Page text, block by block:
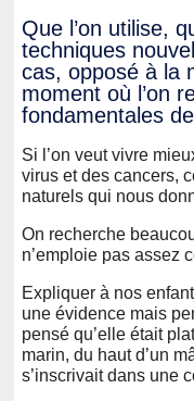
Que l’on utilise,
techniques
cas, opposé à la
moment où l’on
fondamentales
Si l’on veut vivre
virus et des cancers,
naturels qui nous
On recherche
n’emploie pas assez
Expliquer à nos
une évidence mais
pensé qu’elle était
marin, du haut d’un
s’inscrivait dans une